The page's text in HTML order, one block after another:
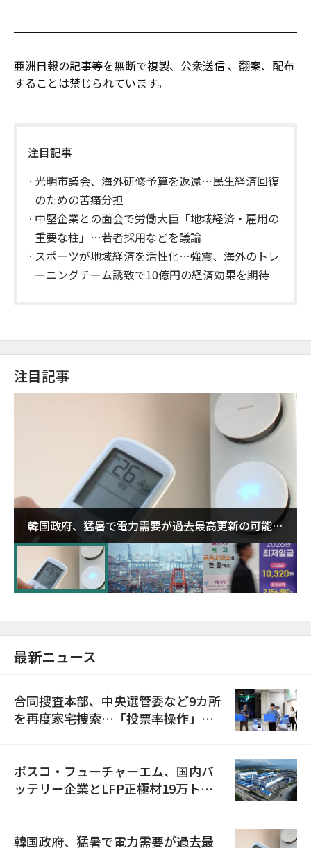
亜洲日報の記事等を無断で複製、公衆送信 、翻案、配布
することは禁じられています。
注目記事
光明市議会、海外研修予算を返還…民生経済回復
のための苦痛分担
中堅企業との面会で労働大臣「地域経済・雇用の
重要な柱」…若者採用などを議論
スポーツが地域経済を活性化…強震、海外のトレ
ーニングチーム誘致で10億円の経済効果を期待
注目記事
韓国政府、猛暑で電力需要が過去最高更新の可能性
に需給対応体制を点検
最新ニュース
合同捜査本部、中央選管委など9カ所
を再度家宅捜索…「投票率操作」の
ポスコ・フューチャーエム、国内バ
ッテリー企業とLFP正極材19万トン
韓国政府、猛暑で電力需要が過去最